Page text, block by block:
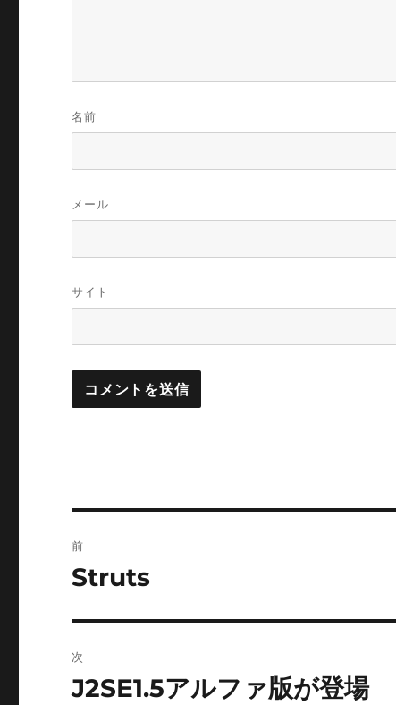
名前
メール
サイト
稿
ゲ
前
前
投
稿:
Struts
次
次
J2SE1.5アルファ版が登場